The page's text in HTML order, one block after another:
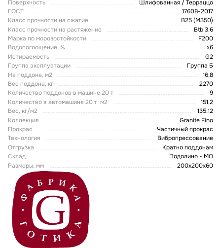
Поверхность
Шлифованная / Терраццо
ГОСТ
17608-2017
Класс прочности на сжатие
В25 (М350)
Класс прочности на растяжение
Btb 3.6
Марка по морозостойкости
F200
Водопоглощение, %
≤6
Истираемость
G2
Группа эксплуатации
Группа Б
На поддоне, м2
16,8
Вес поддона, кг
2270
Количество поддонов в машине 20 т
9
Количество в автомашине 20 т, м2
151,2
Вес, кг/м2
135,12
Коллекция
Granite Fino
Прокрас
Частичный прокрас
Технология
Вибропрессование
Отгрузка
Кратно поддонам
Склад
Подолино - МО
Размеры, мм
200х200х60